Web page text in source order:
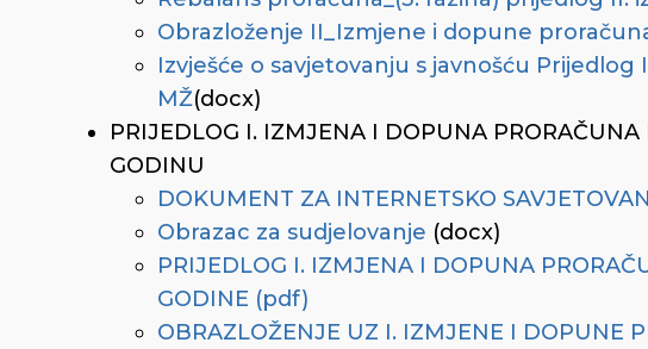
Obrazloženje II_Izmjene i dopune
Izvješće o savjetovanju s javnošću
MŽ(docx)
PRIJEDLOG I. IZMJENA I DOPUNA
GODINU
DOKUMENT ZA INTERNETSKO
Obrazac za sudjelovanje (docx)
PRIJEDLOG I. IZMJENA I DOPUNA
GODINE (pdf)
OBRAZLOŽENJE UZ I. IZMJENE I DOPUNE